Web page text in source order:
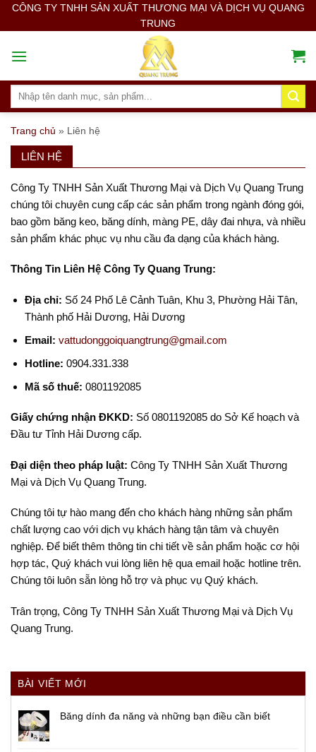
SkipCÔNG TY TNHH SẢN XUẤT THƯƠNG MẠI VÀ DỊCH VỤ QUANG
TRUNG
Search
Trang chủ » Liên hệ
BÀI VIẾT MỚI
Băng dính đa năng và những bạn điều cần biết
LIÊN HỆ
Công Ty TNHH Sản Xuất Thương Mại và Dịch Vụ Quang Trung
chúng tôi chuyên cung cấp các sản phẩm trong ngành đóng gói,
bao gồm băng keo, băng dính, màng PE, dây đai nhựa, và nhiều
sản phẩm khác phục vụ nhu cầu đa dạng của khách hàng.
Thông Tin Liên Hệ Công Ty Quang Trung:
Địa chỉ: Số 24 Phố Lê Cảnh Tuân, Khu 3, Phường Hải Tân,
Thành phố Hải Dương, Hải Dương
Email: vattudonggoiquangtrung@gmail.com
Hotline: 0904.331.338
Mã số thuế: 0801192085
Giấy chứng nhận ĐKKD: Số 0801192085 do Sở Kế hoạch và
Đầu tư Tỉnh Hải Dương cấp.
Đại diện theo pháp luật: Công Ty TNHH Sản Xuất Thương
Mại và Dịch Vụ Quang Trung.
Chúng tôi tự hào mang đến cho khách hàng những sản phẩm
chất lượng cao với dịch vụ khách hàng tận tâm và chuyên
nghiệp. Để biết thêm thông tin chi tiết về sản phẩm hoặc cơ hội
hợp tác, Quý khách vui lòng liên hệ qua email hoặc hotline trên.
Chúng tôi luôn sẵn lòng hỗ trợ và phục vụ Quý khách.
Trân trọng, Công Ty TNHH Sản Xuất Thương Mại và Dịch Vụ
Quang Trung.